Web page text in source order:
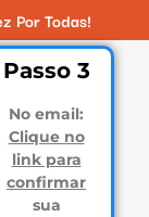
Por Todas!
Passo 3
No email:
Clique no
link para
confirmar
sua